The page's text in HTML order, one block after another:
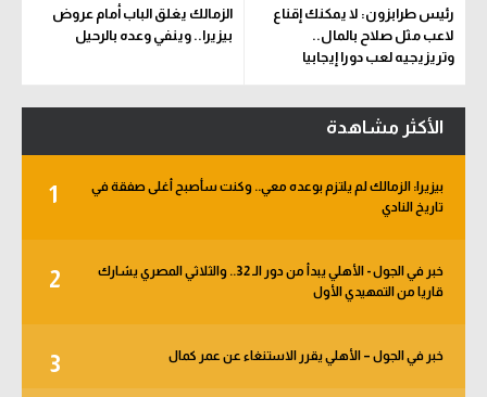
رئيس طرابزون: لا يمكنك إقناع
لاعب مثل صلاح بالمال..
وتريزيجيه لعب دورا إيجابيا
الزمالك يغلق الباب أمام عروض
بيزيرا.. وينفي وعده بالرحيل
الأكثر مشاهدة
1
بيزيرا: الزمالك لم يلتزم بوعده معي.. وكنت سأصبح أغلى صفقة في
تاريخ النادي
2
خبر في الجول - الأهلي يبدأ من دور الـ 32.. والثلاثي المصري يشارك
قاريا من التمهيدي الأول
3 خبر في الجول – الأهلي يقرر الاستنغاء عن عمر كمال